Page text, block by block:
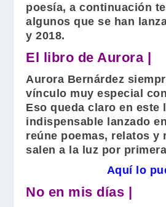
poesía, a continuación
algunos que se han
y 2018.
El libro de Aurora |
Aurora Bernárdez
vínculo muy especial
Eso queda claro en este
indispensable lanzado
reúne poemas, relatos y
salen a la luz por
Aquí lo
No en mis días |